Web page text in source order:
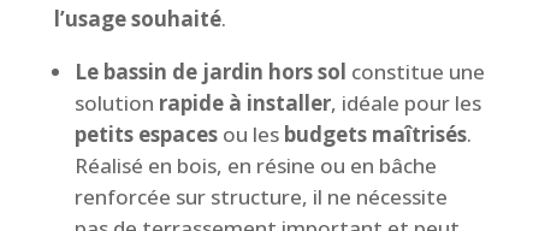
l’usage souhaité.
Le bassin de jardin hors sol constitue une
solution rapide à installer, idéale pour les
petits espacesou les budgets maîtrisés.
Réalisé en bois, en résine ou en bâche
renforcée sur structure, il ne nécessite